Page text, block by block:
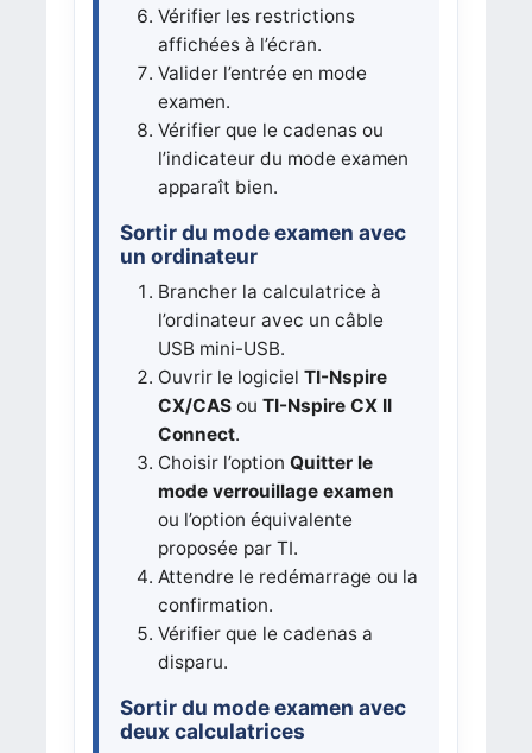
Vérifier les restrictions
affichées à l’écran.
Valider l’entrée en mode
examen.
Vérifier que le cadenas ou
l’indicateur du mode examen
apparaît bien.
Sortir du mode examen avec
un ordinateur
Brancher la calculatrice à
l’ordinateur avec un câble
USB mini-USB.
Ouvrir le logiciel TI-Nspire
CX/CASou TI-Nspire CX II
Connect.
Choisir l’option Quitter le
mode verrouillage examen
ou l’option équivalente
proposée par TI.
Attendre le redémarrage ou la
confirmation.
Vérifier que le cadenas a
disparu.
Sortir du mode examen avec
deux calculatrices